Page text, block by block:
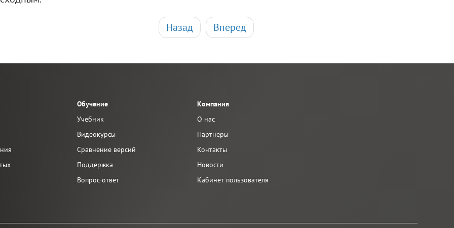
Назад Вперед
Обучение
Учебник
Видеокурсы
Сравнение версий
Поддержка
Вопрос-ответ
Компания
О нас
Партнеры
Контакты
Новости
Кабинет пользователя